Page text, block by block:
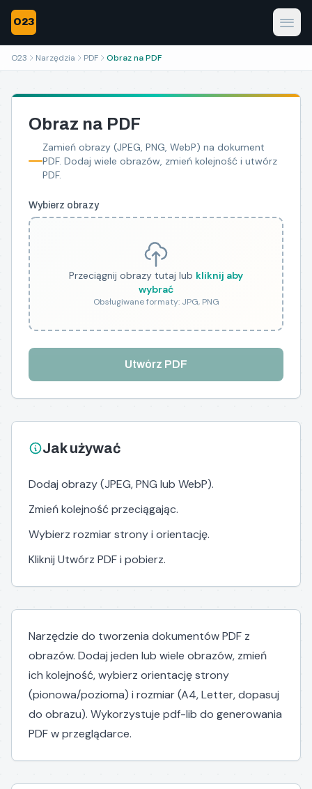
O23
O23 Narzędzia PDF Obraz na PDF
Obraz na PDF
Zamień obrazy (JPEG, PNG, WebP) na dokument
PDF. Dodaj wiele obrazów, zmień kolejność i utwórz
PDF.
Wybierz obrazy
Przeciągnij obrazy tutaj lub kliknij aby
wybrać
Obsługiwane formaty: JPG, PNG
Utwórz PDF
Jak używać
Dodaj obrazy (JPEG, PNG lub WebP).
Zmień kolejność przeciągając.
Wybierz rozmiar strony i orientację.
Kliknij Utwórz PDF i pobierz.
Narzędzie do tworzenia dokumentów PDF z
obrazów. Dodaj jeden lub wiele obrazów, zmień
ich kolejność, wybierz orientację strony
(pionowa/pozioma) i rozmiar (A4, Letter, dopasuj
do obrazu). Wykorzystuje pdf-lib do generowania
PDF w przeglądarce.